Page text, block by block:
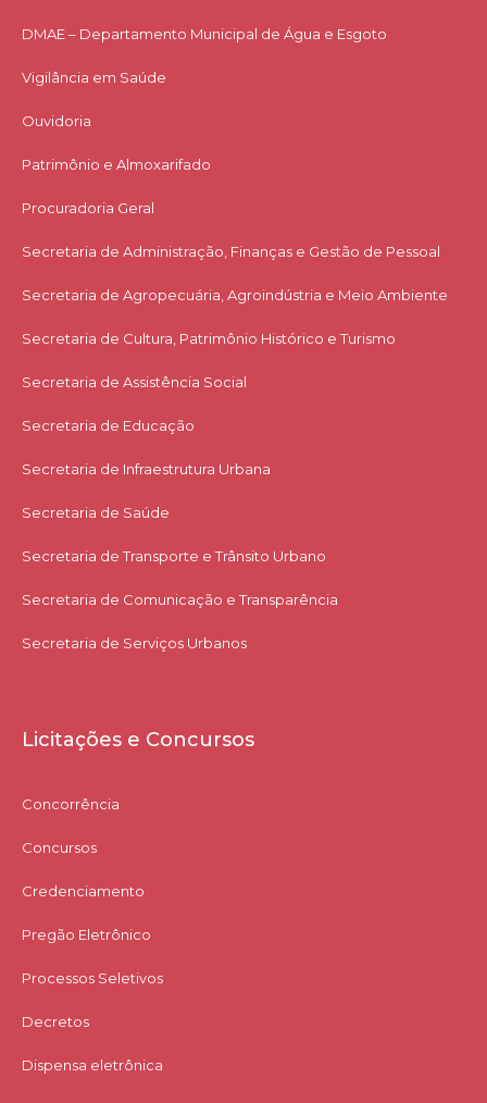
DMAE – Departamento Municipal de Água e Esgoto
Vigilância em Saúde
Ouvidoria
Patrimônio e Almoxarifado
Procuradoria Geral
Secretaria de Administração, Finanças e Gestão de Pessoal
Secretaria de Agropecuária, Agroindústria e Meio Ambiente
Secretaria de Cultura, Patrimônio Histórico e Turismo
Secretaria de Assistência Social
Secretaria de Educação
Secretaria de Infraestrutura Urbana
Secretaria de Saúde
Secretaria de Transporte e Trânsito Urbano
Secretaria de Comunicação e Transparência
Secretaria de Serviços Urbanos
Licitações e Concursos
Concorrência
Concursos
Credenciamento
Pregão Eletrônico
Processos Seletivos
Decretos
Dispensa eletrônica